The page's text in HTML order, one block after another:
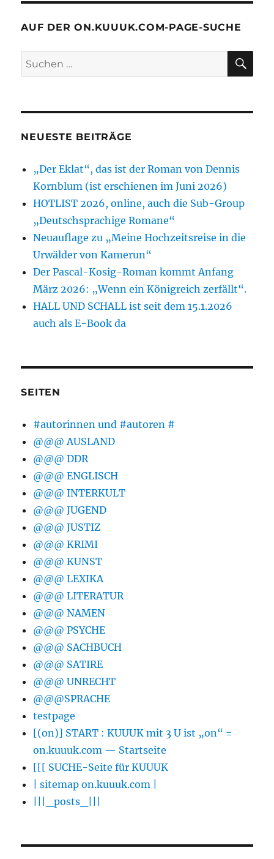
an
auf
Waldesruh
AUF DER ON.KUUUK.COM-PAGE-SUCHE
Suchen
nach:
NEUESTE BEITRÄGE
„Der Eklat“, das ist der Roman von Dennis
Kornblum (ist erschienen im Juni 2026)
HOTLIST 2026, online, auch die Sub-Group
„Deutschsprachige Romane“
Neuauflage zu „Meine Hochzeitsreise in die
Urwälder von Kamerun“
Der Pascal-Kosig-Roman kommt Anfang
März 2026: „Wenn ein Königreich zerfällt“.
HALL UND SCHALL ist seit dem 15.1.2026
auch als E-Book da
SEITEN
#autorinnen und #autoren #
@@@ AUSLAND
@@@ DDR
@@@ ENGLISCH
@@@ INTERKULT
@@@ JUGEND
@@@ JUSTIZ
@@@ KRIMI
@@@ KUNST
@@@ LEXIKA
@@@ LITERATUR
@@@ NAMEN
@@@ PSYCHE
@@@ SACHBUCH
@@@ SATIRE
@@@ UNRECHT
@@@SPRACHE
testpage
[(on)] START : KUUUK mit 3 U ist „on“ =
on.kuuuk.com — Startseite
[[[ SUCHE-Seite für KUUUK
| sitemap on.kuuuk.com |
|||_posts_|||